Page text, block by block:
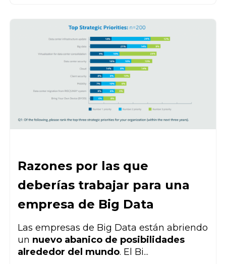
Razones por las que
deberías trabajar para una
empresa de Big Data
Las empresas de Big Data están abriendo
un nuevo abanico de posibilidades
alrededor del mundo. El Bi...